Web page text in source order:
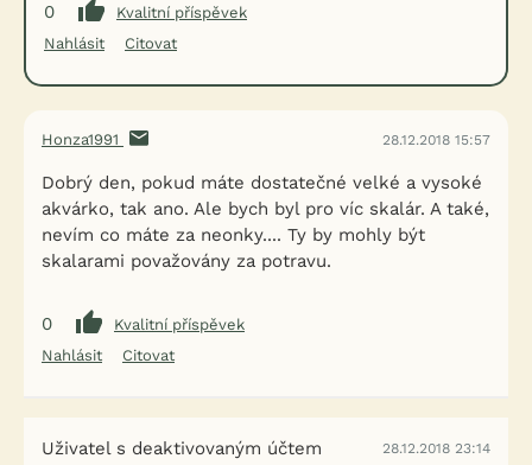
0
Kvalitní příspěvek
Nahlásit
Citovat
Honza1991 28.12.2018 15:57
Dobrý den, pokud máte dostatečné velké a vysoké
akvárko, tak ano. Ale bych byl pro víc skalár. A také,
nevím co máte za neonky.... Ty by mohly být
skalarami považovány za potravu.
0
Kvalitní příspěvek
Nahlásit
Citovat
Uživatel s deaktivovaným účtem 28.12.2018 23:14